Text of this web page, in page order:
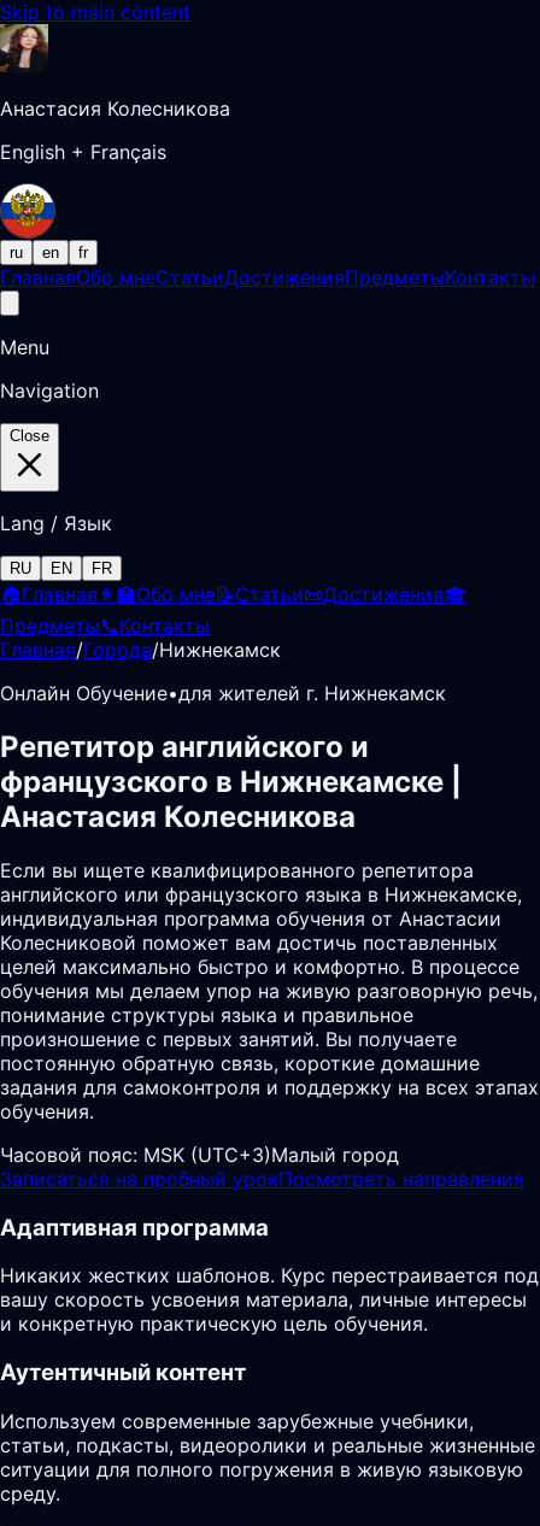
Skip to main content
Анастасия Колесникова
English + Français
ru en fr
ГлавнаяОбо мнеСтатьиДостиженияПредметыКонтакты
Menu
Navigation
Close
Lang / Язык
RU EN FR
🏠Главная 👩‍🏫Обо мне📝Статьи📜Достижения🎓
Предметы📞Контакты
Главная/Города/Нижнекамск
Онлайн Обучение•для жителей г. Нижнекамск
Репетитор английского и
французского в Нижнекамске |
Анастасия Колесникова
Если вы ищете квалифицированного репетитора
английского или французского языка в Нижнекамске,
индивидуальная программа обучения от Анастасии
Колесниковой поможет вам достичь поставленных
целей максимально быстро и комфортно. В процессе
обучения мы делаем упор на живую разговорную речь,
понимание структуры языка и правильное
произношение с первых занятий. Вы получаете
постоянную обратную связь, короткие домашние
задания для самоконтроля и поддержку на всех этапах
обучения.
Часовой пояс: MSK (UTC+3)Малый город
Записаться на пробный урокПосмотреть направления
Адаптивная программа
Никаких жестких шаблонов. Курс перестраивается под
вашу скорость усвоения материала, личные интересы
и конкретную практическую цель обучения.
Аутентичный контент
Используем современные зарубежные учебники,
статьи, подкасты, видеоролики и реальные жизненные
ситуации для полного погружения в живую языковую
среду.